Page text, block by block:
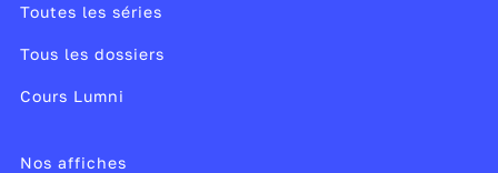
Toutes les séries
Tous les dossiers
Cours Lumni
Nos affiches